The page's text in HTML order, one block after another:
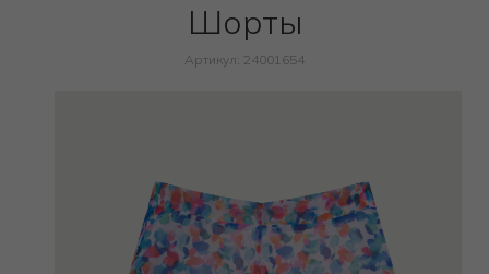
Шорты
Артикул: 24001654